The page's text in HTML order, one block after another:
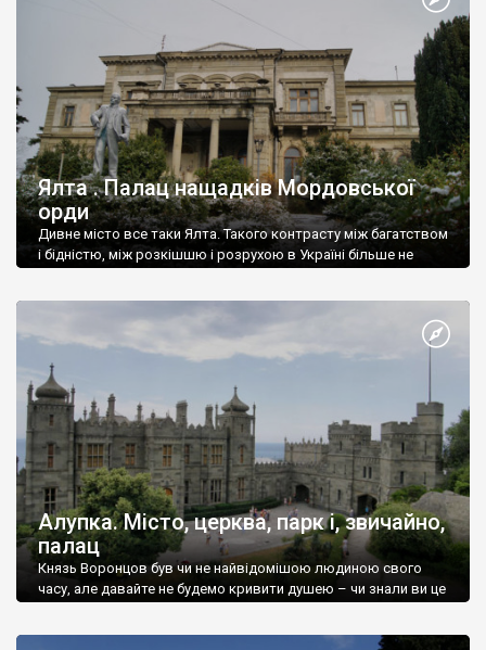
Ялта . Палац нащадків Мордовської
орди
Дивне місто все таки Ялта. Такого контрасту між багатством
і бідністю, між розкішшю і розрухою в Україні більше не
Алупка. Місто, церква, парк і, звичайно,
палац
Князь Воронцов був чи не найвідомішою людиною свого
часу, але давайте не будемо кривити душею – чи знали ви це